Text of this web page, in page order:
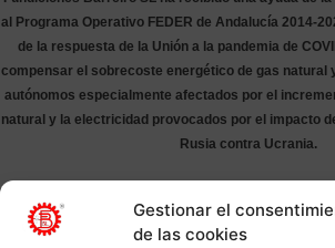
Gestionar el
de las cookies
al Programa Operativo FEDER de Andalucía 2014-
de la respuesta de la Unión a la pandemia de
compensar el sobrecoste energético de gas natural
autónomos especialmente afectados por el
natural y la electricidad provocados por el impacto
Rusia contra Ucrania.